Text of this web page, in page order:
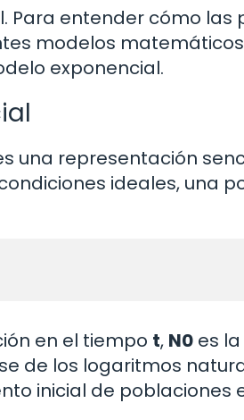
Para entender cómo
modelos
exponencial.
una representación
ideales, una
en el tiempo t, N0 es
de los logaritmos
inicial de poblaciones